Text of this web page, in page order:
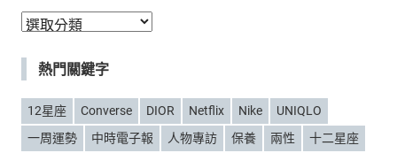
分
熱門關鍵字
12星座 Converse DIOR Netflix Nike
UNIQLO
一周運勢
中時電子報 人物專訪 保養 兩性
十二星座